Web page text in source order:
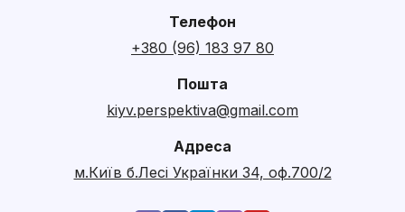
Телефон
+380 (96) 183 97 80
Пошта
kiyv.perspektiva@gmail.com
Адреса
м.Київ б.Лесі Українки 34, оф.700/2